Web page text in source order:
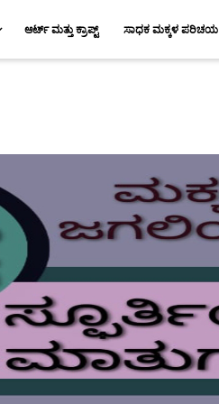
ಆರ್ಟ್ ಮತ್ತು ಕ್ರಾಪ್ಟ್ ಸಾಧಕ ಮಕ್ಕಳ ಪರಿಚಯ